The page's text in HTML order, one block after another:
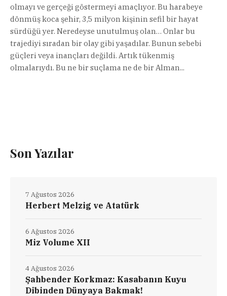
olmayı ve gerçeği göstermeyi amaçlıyor. Bu harabeye
dönmüş koca şehir, 3,5 milyon kişinin sefil bir hayat
sürdüğü yer. Neredeyse unutulmuş olan… Onlar bu
trajediyi sıradan bir olay gibi yaşadılar. Bunun sebebi
güçleri veya inançları değildi. Artık tükenmiş
olmalarıydı. Bu ne bir suçlama ne de bir Alman...
Son Yazılar
Herbert Melzig ve Atatürk
7 Ağustos 2026
Miz Volume XII
6 Ağustos 2026
Şahbender Korkmaz: Kasabanın Kuyu
Dibinden Dünyaya Bakmak!
4 Ağustos 2026